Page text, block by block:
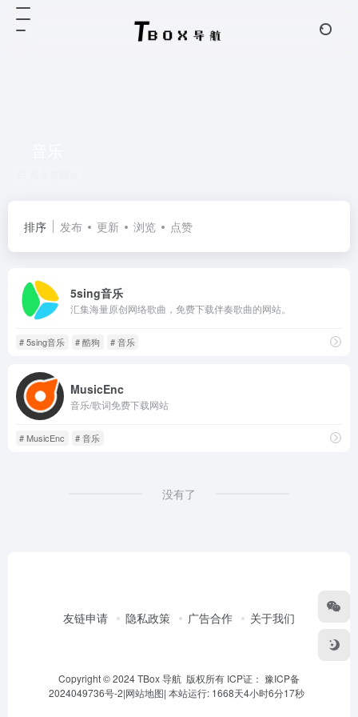
排序 发布 更新 浏览 点赞
5sing音乐
汇集海量原创网络歌曲，免费下载伴奏歌曲的网站。
# 5sing音乐 # 酷狗 # 音乐
MusicEnc
音乐/歌词免费下载网站
# MusicEnc # 音乐
没有了
友链申请 隐私政策 广告合作 关于我们
Copyright © 2024 TBox 导航 版权所有 ICP证： 豫ICP备
2024049736号-2|网站地图| 本站运行: 1668天4小时6分17秒